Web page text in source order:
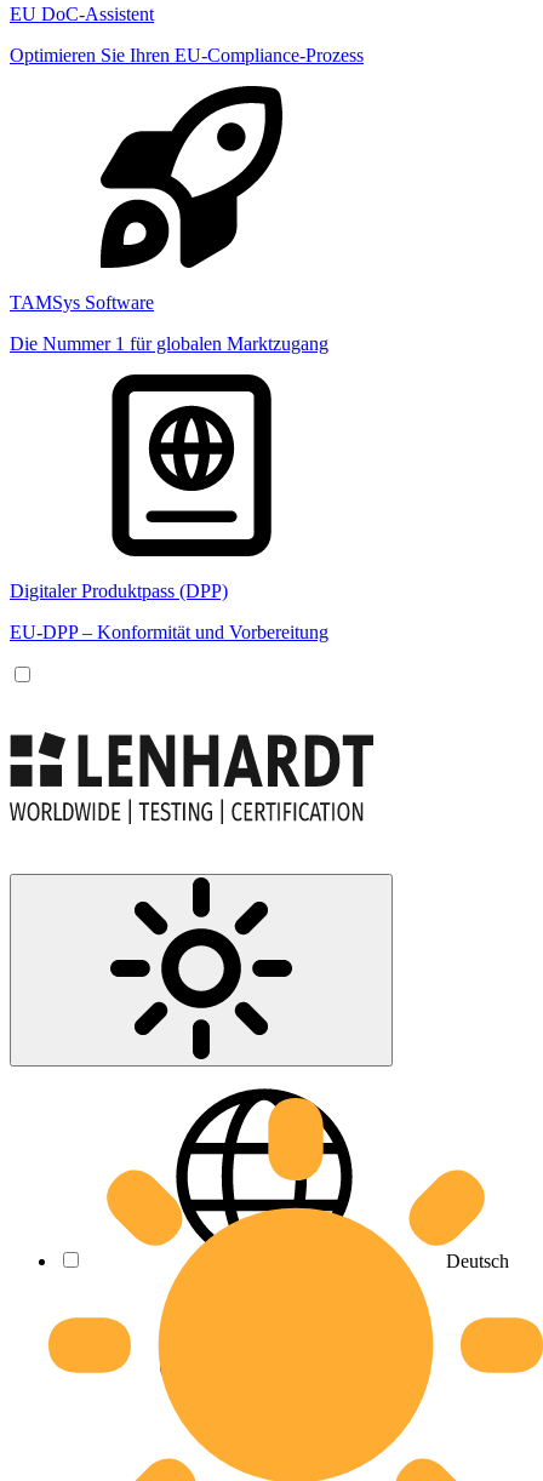
EU DoC-Assistent
Optimieren Sie Ihren EU-Compliance-Prozess
TAMSys Software
Die Nummer 1 für globalen Marktzugang
Digitaler Produktpass (DPP)
EU-DPP – Konformität und Vorbereitung
Deutsch